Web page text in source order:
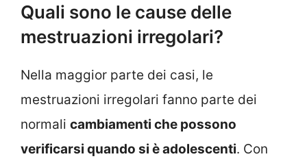
Quali sono le cause delle
mestruazioni irregolari?
Nella maggior parte dei casi, le
mestruazioni irregolari fanno parte dei
normali cambiamenti che possono
verificarsi quando si è adolescenti. Con